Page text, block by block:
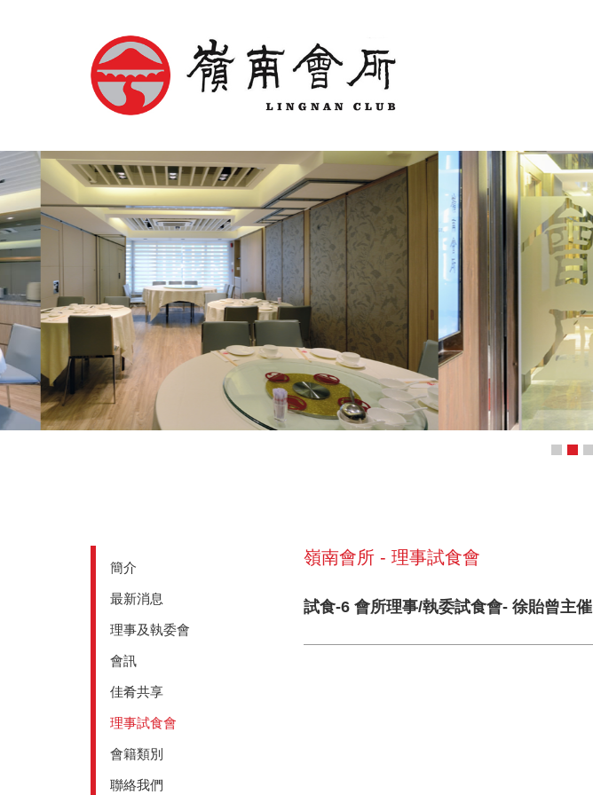
簡介
最新消息
理事及執委會
會訊
佳肴共享
理事試食會
會籍類別
聯絡我們
嶺南會所 - 理事試食會
試食-6 會所理事/執委試食會- 徐貽曾主催